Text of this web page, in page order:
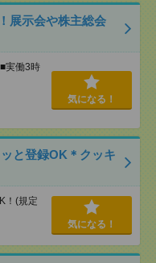
展示会や株主総会
実働3時
気になる！
と登録OK＊クッキ
！(規定
気になる！